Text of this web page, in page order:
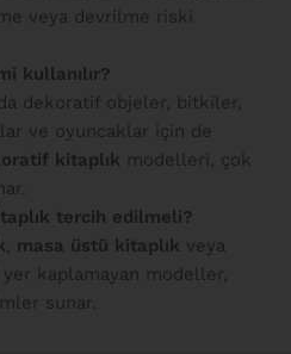
veya devrilme riski
kullanılır?
dekoratif objeler, bitkiler,
ve oyuncaklar için de
kitaplık modelleri, çok
tercih edilmeli?
, masa üstü kitaplık veya
yer kaplamayan modeller,
sunar.